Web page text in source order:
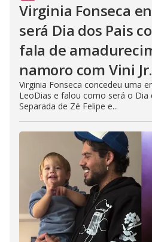
Virginia Fonseca
será Dia dos Pais
fala de
namoro com Vini Jr.
Virginia Fonseca concedeu uma
LeoDias e falou como será o Dia
Separada de Zé Felipe e...